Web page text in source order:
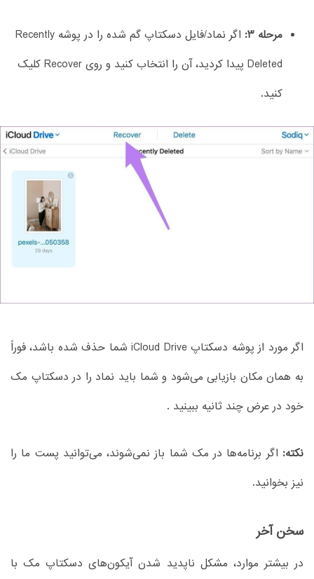
مرحله 3:
اگر نماد/فایل دسکتاپ گم شده را در پوشه Recently
Deleted پیدا کردید، آن را انتخاب کنید و روی Recover کلیک
کنید.
اگر مورد از پوشه دسکتاپ iCloud Drive شما حذف شده باشد، فوراً
به همان مکان بازیابی می‌شود و شما باید نماد را در دسکتاپ مک
خود در عرض چند ثانیه ببینید .
نکته: اگر برنامه‌ها در مک شما باز نمی‌شوند، می‌توانید پست ما را
نیز بخوانید.
سخن آخر
در بیشتر موارد، مشکل ناپدید شدن آیکون‌های دسکتاپ مک با